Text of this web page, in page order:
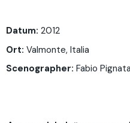
Datum: 2012
Ort: Valmonte, Italia
Scenographer: Fabio Pignata